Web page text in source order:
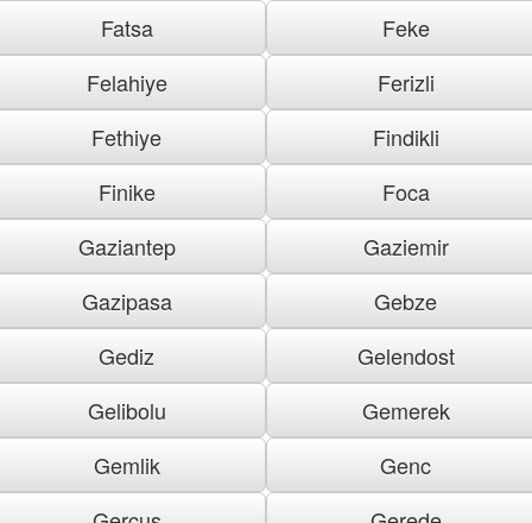
Fatsa
Feke
Felahiye
Ferizli
Fethiye
Findikli
Finike
Foca
Gaziantep
Gaziemir
Gazipasa
Gebze
Gediz
Gelendost
Gelibolu
Gemerek
Gemlik
Genc